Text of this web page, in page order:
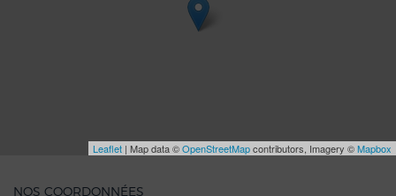
Leaflet | Map data ©OpenStreetMapcontributors, Imagery ©Mapbox
NOS COORDONNÉES